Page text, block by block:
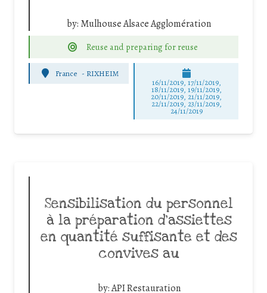
by: Mulhouse Alsace Agglomération
Reuse and preparing for reuse
France - RIXHEIM
16/11/2019, 17/11/2019,
18/11/2019, 19/11/2019,
20/11/2019, 21/11/2019,
22/11/2019, 23/11/2019,
24/11/2019
Sensibilisation du personnel
à la préparation d’assiettes
en quantité suffisante et des
convives au
by:API Restauration